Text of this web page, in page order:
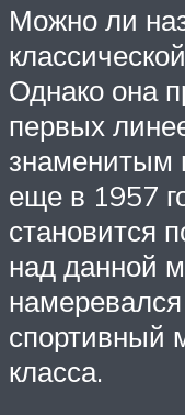
Можно ли
Однако она
первых
знаменитым
еще в 1957
становится
над данной
спортивный
класса.